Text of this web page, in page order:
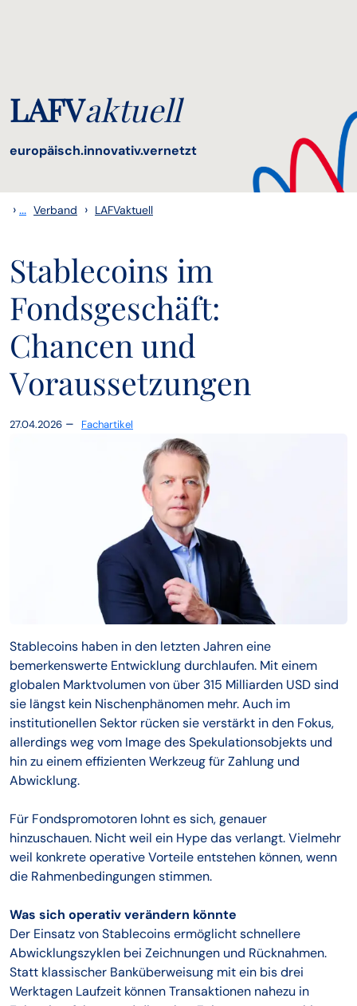
LAFVaktuell
europäisch.innovativ.vernetzt
›... Verband › LAFVaktuell
Stablecoins im
Fondsgeschäft:
Chancen und
Voraussetzungen
27.04.2026 – Fachartikel
Stablecoins haben in den letzten Jahren eine
bemerkenswerte Entwicklung durchlaufen. Mit einem
globalen Marktvolumen von über 315 Milliarden USD sind
sie längst kein Nischenphänomen mehr. Auch im
institutionellen Sektor rücken sie verstärkt in den Fokus,
allerdings weg vom Image des Spekulationsobjekts und
hin zu einem effizienten Werkzeug für Zahlung und
Abwicklung.
Für Fondspromotoren lohnt es sich, genauer
hinzuschauen. Nicht weil ein Hype das verlangt. Vielmehr
weil konkrete operative Vorteile entstehen können, wenn
die Rahmenbedingungen stimmen.
Was sich operativ verändern könnte
Der Einsatz von Stablecoins ermöglicht schnellere
Abwicklungszyklen bei Zeichnungen und Rücknahmen.
Statt klassischer Banküberweisung mit ein bis drei
Werktagen Laufzeit können Transaktionen nahezu in